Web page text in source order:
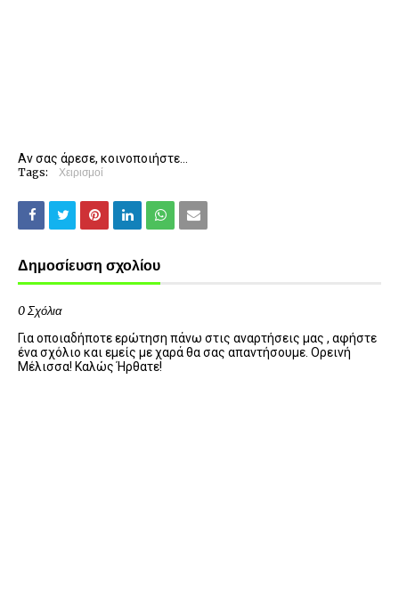
Αν σας άρεσε, κοινοποιήστε...
Tags: Χειρισμοί
Δημοσίευση σχολίου
0 Σχόλια
Για οποιαδήποτε ερώτηση πάνω στις αναρτήσεις μας , αφήστε
ένα σχόλιο και εμείς με χαρά θα σας απαντήσουμε. Ορεινή
Μέλισσα! Καλώς Ήρθατε!